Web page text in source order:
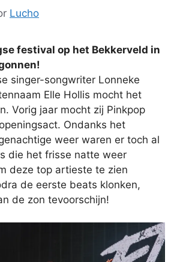
Lucho
festival op het Bekkerveld in
singer-songwriter Lonneke
Elle Hollis mocht het
Vorig jaar mocht zij Pinkpop
Ondanks het
weer waren er toch al
die het frisse natte weer
deze top artieste te zien
de eerste beats klonken,
de zon tevoorschijn!